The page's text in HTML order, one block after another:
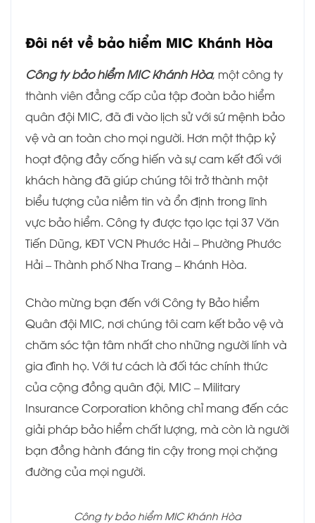
Đôi nét về bảo hiểm MIC Khánh Hòa
Công ty bảo hiểm MIC Khánh Hòa, một công ty
thành viên đẳng cấp của tập đoàn bảo hiểm
quân đội MIC, đã đi vào lịch sử với sứ mệnh bảo
vệ và an toàn cho mọi người. Hơn một thập kỷ
hoạt động đầy cống hiến và sự cam kết đối với
khách hàng đã giúp chúng tôi trở thành một
biểu tượng của niềm tin và ổn định trong lĩnh
vực bảo hiểm. Công ty được tạo lạc tại 37 Văn
Tiến Dũng, KĐT VCN Phước Hải – Phường Phước
Hải – Thành phố Nha Trang – Khánh Hòa.
Chào mừng bạn đến với Công ty Bảo hiểm
Quân đội MIC, nơi chúng tôi cam kết bảo vệ và
chăm sóc tận tâm nhất cho những người lính và
gia đình họ. Với tư cách là đối tác chính thức
của cộng đồng quân đội, MIC – Military
Insurance Corporation không chỉ mang đến các
giải pháp bảo hiểm chất lượng, mà còn là người
bạn đồng hành đáng tin cậy trong mọi chặng
đường của mọi người.
Công ty bảo hiểm MIC Khánh Hòa